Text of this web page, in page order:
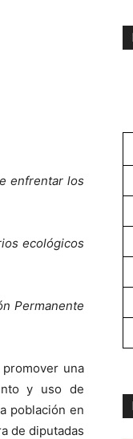
enfrentar los
ecológicos
Permanente
una
y uso de
población en
de diputadas